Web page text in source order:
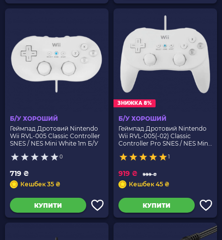
Б/У ХОРОШИЙ
Геймпад Дротовий Nintendo
Wii RVL-005 Classic Controller
SNES / NES Mini White 1m Б/У
0
719 ₴
Кешбек 35 ₴
КУПИТИ
ЗНИЖКА 8%
Б/У ХОРОШИЙ
Геймпад Дротовий Nintendo
Wii RVL-005(-02) Classic
Controller Pro SNES / NES Mini
1
999 ₴
919 ₴
Кешбек 45 ₴
КУПИТИ